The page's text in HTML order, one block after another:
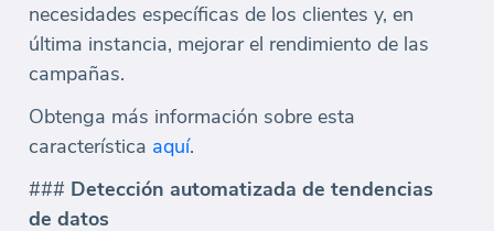
necesidades específicas de los clientes y, en
última instancia, mejorar el rendimiento de las
campañas.
Obtenga más información sobre esta
característica aquí.
### Detección automatizada de tendencias
de datos